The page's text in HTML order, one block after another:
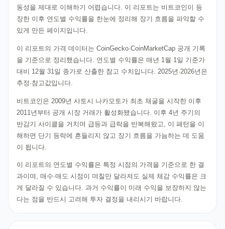
동성을 제대로 이해하기 어렵습니다. 이 리포트는 비트코인이 등
장한 이후 연도별 수익률을 한눈에 정리해 장기 흐름을 파악할 수
있게 만든 페이지입니다.
이 리포트의 가격 데이터는 CoinGecko·CoinMarketCap 공개 기록
을 기준으로 정리했습니다. 연도별 수익률은 매년 1월 1일 기준가
대비 12월 31일 종가로 산출한 참고 수치입니다. 2025년·2026년은
추정·참고값입니다.
비트코인은 2009년 사토시 나카모토가 최초 채굴을 시작한 이후
2011년부터 공개 시장 거래가 활성화됐습니다. 이후 4년 주기의
반감기 사이클을 거치며 급등과 급락을 반복해왔고, 이 패턴을 이
해하면 단기 등락에 흔들리지 않고 장기 흐름을 가늠하는 데 도움
이 됩니다.
이 리포트의 연도별 수익률은 특정 시점의 가격을 기준으로 한 결
과이며, 매수·매도 시점이 며칠만 달라져도 실제 체감 수익률은 크
게 달라질 수 있습니다. 과거 수익률이 미래 수익을 보장하지 않는
다는 점을 반드시 고려해 투자 결정을 내리시기 바랍니다.